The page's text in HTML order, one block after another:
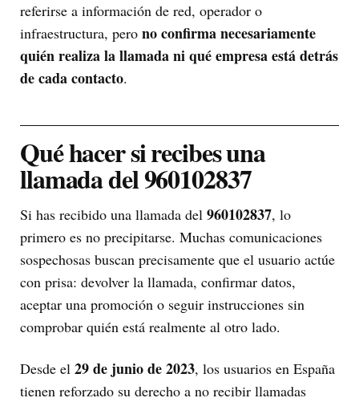
referirse a información de red, operador o
infraestructura, pero no confirma necesariamente
quién realiza la llamada ni qué empresa está detrás
de cada contacto.
Qué hacer si recibes una
llamada del 960102837
Si has recibido una llamada del 960102837, lo
primero es no precipitarse. Muchas comunicaciones
sospechosas buscan precisamente que el usuario actúe
con prisa: devolver la llamada, confirmar datos,
aceptar una promoción o seguir instrucciones sin
comprobar quién está realmente al otro lado.
Desde el 29 de junio de 2023, los usuarios en España
tienen reforzado su derecho a no recibir llamadas